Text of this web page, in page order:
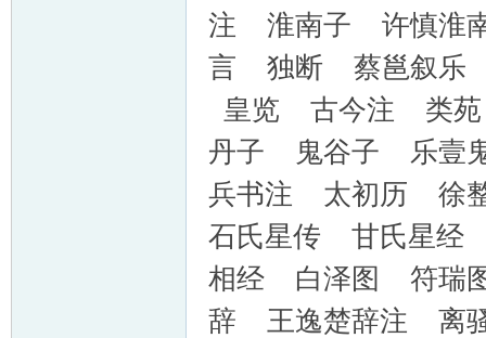
注 淮南子 许慎淮
言 独断 蔡邕叙
皇览 古今注 类
丹子 鬼谷子 乐壹
兵书注 太初历 徐
石氏星传 甘氏星
相经 白泽图 符瑞
辞 王逸楚辞注 离